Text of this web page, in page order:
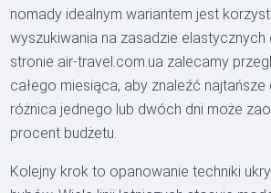
nomady idealnym wariantem jest
wyszukiwania na zasadzie elastycznych
stronie air-travel.com.ua zalecamy
całego miesiąca, aby znaleźć najtańsze
różnica jednego lub dwóch dni może
procent budżetu.
Kolejny krok to opanowanie techniki